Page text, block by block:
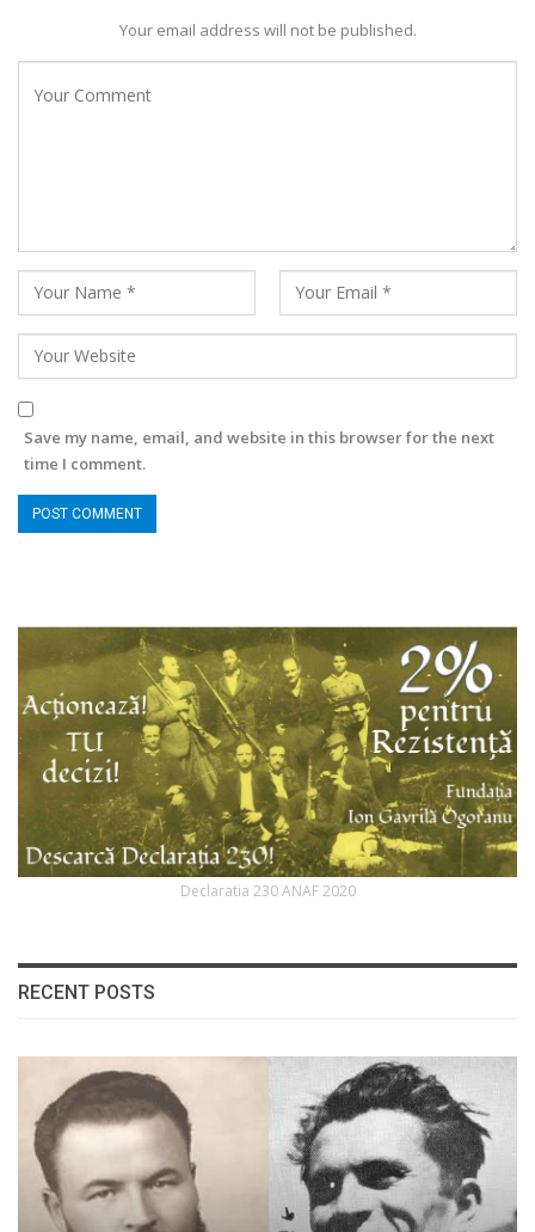
Your email address will not be published.
Save my name, email, and website in this browser for the next
time I comment.
Declaratia 230 ANAF 2020
RECENT POSTS